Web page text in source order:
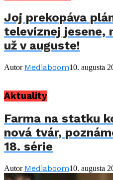
Joj prekopáva
televíznej jesene,
už v auguste!
Autor Mediaboom10. augusta
Aktuality
Farma na statku
nová tvár,
18. série
Autor Mediaboom10. augusta